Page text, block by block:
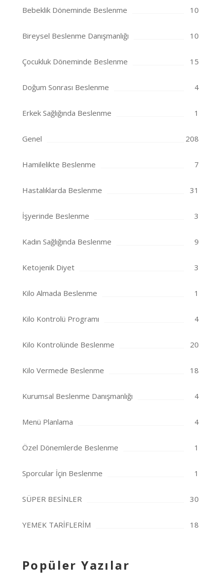
Bebeklik Döneminde Beslenme 10
Bireysel Beslenme Danışmanlığı 10
Çocukluk Döneminde Beslenme 15
Doğum Sonrası Beslenme 4
Erkek Sağlığında Beslenme 1
Genel 208
Hamilelikte Beslenme 7
Hastalıklarda Beslenme 31
İşyerinde Beslenme 3
Kadın Sağlığında Beslenme 9
Ketojenik Diyet 3
Kilo Almada Beslenme 1
Kilo Kontrolü Programı 4
Kilo Kontrolünde Beslenme 20
Kilo Vermede Beslenme 18
Kurumsal Beslenme Danışmanlığı 4
Menü Planlama 4
Özel Dönemlerde Beslenme 1
Sporcular İçin Beslenme 1
SÜPER BESİNLER 30
YEMEK TARİFLERİM 18
Popüler Yazılar